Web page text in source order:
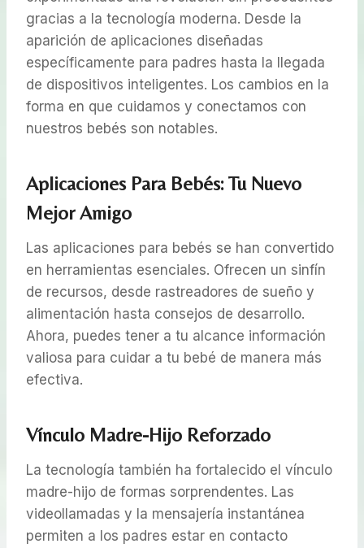
gracias a la tecnología moderna. Desde la
aparición de aplicaciones diseñadas
específicamente para padres hasta la llegada
de dispositivos inteligentes. Los cambios en la
forma en que cuidamos y conectamos con
nuestros bebés son notables.
Aplicaciones Para Bebés: Tu Nuevo
Mejor Amigo
Las aplicaciones para bebés se han convertido
en herramientas esenciales. Ofrecen un sinfín
de recursos, desde rastreadores de sueño y
alimentación hasta consejos de desarrollo.
Ahora, puedes tener a tu alcance información
valiosa para cuidar a tu bebé de manera más
efectiva.
Vínculo Madre-Hijo Reforzado
La tecnología también ha fortalecido el vínculo
madre-hijo de formas sorprendentes. Las
videollamadas y la mensajería instantánea
permiten a los padres estar en contacto